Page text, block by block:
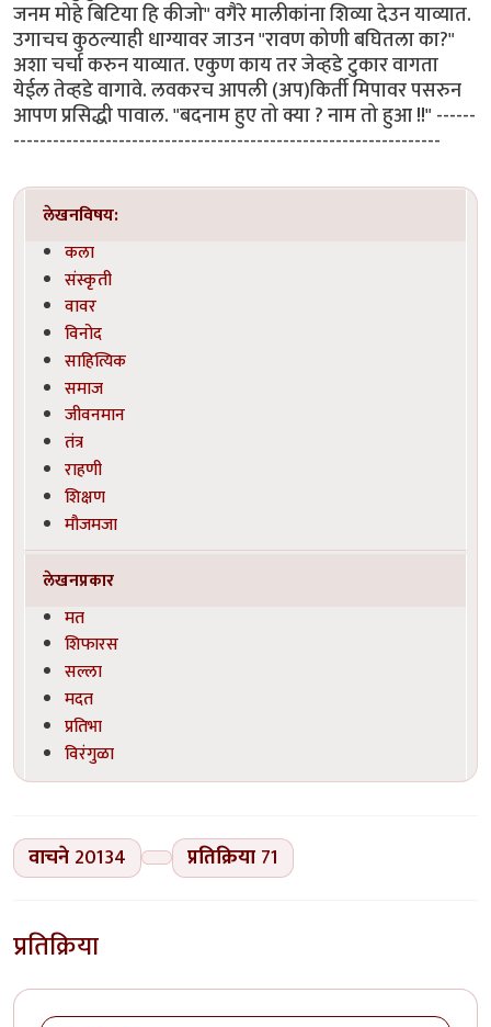
जनम मोहे बिटिया हि कीजो" वगैरे मालीकांना शिव्या देउन याव्यात.
उगाचच कुठल्याही धाग्यावर जाउन "रावण कोणी बघितला का?"
अशा चर्चा करुन याव्यात. एकुण काय तर जेव्हडे टुकार वागता
येईल तेव्हडे वागावे. लवकरच आपली (अप)किर्ती मिपावर पसरुन
आपण प्रसिद्धी पावाल. "बदनाम हुए तो क्या ? नाम तो हुआ !!" ------
-----------------------------------------------------------------
लेखनविषय:
कला
संस्कृती
वावर
विनोद
साहित्यिक
समाज
जीवनमान
तंत्र
राहणी
शिक्षण
मौजमजा
लेखनप्रकार
मत
शिफारस
सल्ला
मदत
प्रतिभा
विरंगुळा
वाचने 20134 प्रतिक्रिया 71
प्रतिक्रिया